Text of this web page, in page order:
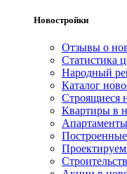
Новостройки
Отзывы о
Статистика
Народный
Каталог
Строящиеся
Квартиры в